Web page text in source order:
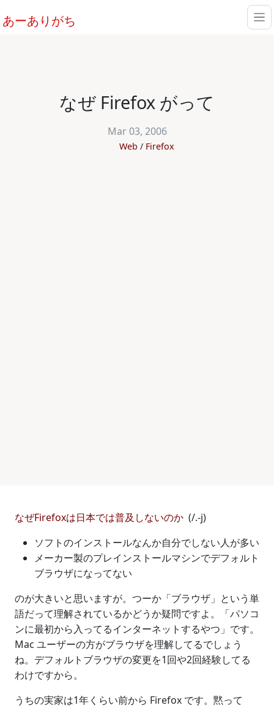
あーありがち
なぜ Firefox がって
Mar 03, 2006
Web Firefox
なぜFirefoxは日本では普及しないのか (/.-j)
ソフトのインストールなんか自分でしない人が多い
メーカー製のプレインストールマシンでデフォルト
ブラウザになってない
のが大きいと思いますが。つーか「ブラウザ」という単
語だって理解されているかどうか疑問ですよ。「パソコ
ンに最初から入ってるインターネットするやつ」です。
Mac ユーザーの方がブラウザを理解してるでしょう
ね。デフォルトブラウザの変更を1回や2回経験してる
わけですから。
うちの実家は1年くらい前から Firefox です。黙って